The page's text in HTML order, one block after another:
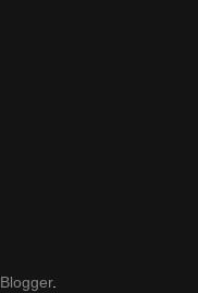
Blogger.